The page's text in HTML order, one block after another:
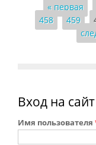
Страницы
« первая
458
459
Вход на сайт
Имя пользователя